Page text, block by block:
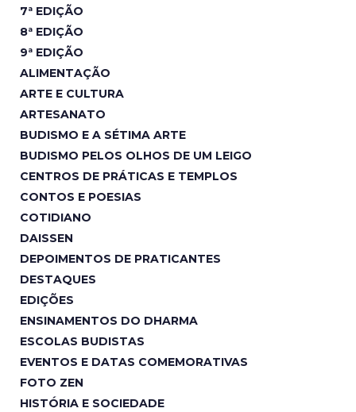
7ª EDIÇÃO
8ª EDIÇÃO
9ª EDIÇÃO
ALIMENTAÇÃO
ARTE E CULTURA
ARTESANATO
BUDISMO E A SÉTIMA ARTE
BUDISMO PELOS OLHOS DE UM LEIGO
CENTROS DE PRÁTICAS E TEMPLOS
CONTOS E POESIAS
COTIDIANO
DAISSEN
DEPOIMENTOS DE PRATICANTES
DESTAQUES
EDIÇÕES
ENSINAMENTOS DO DHARMA
ESCOLAS BUDISTAS
EVENTOS E DATAS COMEMORATIVAS
FOTO ZEN
HISTÓRIA E SOCIEDADE